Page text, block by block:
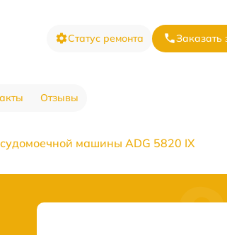
Статус ремонта Заказать
Отзывы
машины ADG 5820 IX